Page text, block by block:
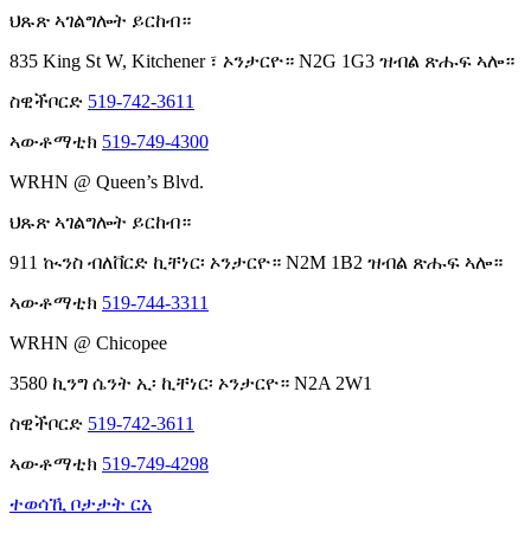
ህጹጽ ኣገልግሎት ይርከብ።
835 King St W, Kitchener ፣ ኦንታርዮ። N2G 1G3 ዝብል ጽሑፍ ኣሎ።
ስዊችቦርድ 519-742-3611
ኣውቶማቲክ 519-749-4300
WRHN @ Queen’s Blvd.
ህጹጽ ኣገልግሎት ይርከብ።
911 ኲንስ ብለቨርድ ኪቸነር፡ ኦንታርዮ። N2M 1B2 ዝብል ጽሑፍ ኣሎ።
ኣውቶማቲክ 519-744-3311
WRHN @ Chicopee
3580 ኪንግ ሴንት ኢ፡ ኪቸነር፡ ኦንታርዮ። N2A 2W1
ስዊችቦርድ 519-742-3611
ኣውቶማቲክ 519-749-4298
ተወሳኺ ቦታታት ርአ